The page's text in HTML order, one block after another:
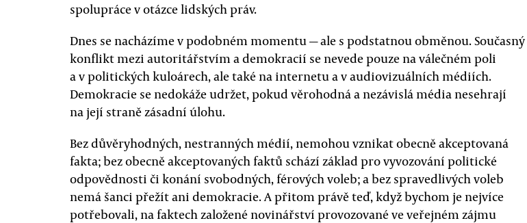
spolupráce v otázce lidských práv.
Dnes se nacházíme v podobném momentu — ale s podstatnou obměnou. Současný
konflikt mezi autoritářstvím a demokracií se nevede pouze na válečném poli
a v politických kuloárech, ale také na internetu a v audiovizuálních médiích.
Demokracie se nedokáže udržet, pokud věrohodná a nezávislá média nesehrají
na její straně zásadní úlohu.
Bez důvěryhodných, nestranných médií, nemohou vznikat obecně akceptovaná
fakta; bez obecně akceptovaných faktů schází základ pro vyvozování politické
odpovědnosti či konání svobodných, férových voleb; a bez spravedlivých voleb
nemá šanci přežít ani demokracie. A přitom právě teď, když bychom je nejvíce
potřebovali, na faktech založené novinářství provozované ve veřejném zájmu